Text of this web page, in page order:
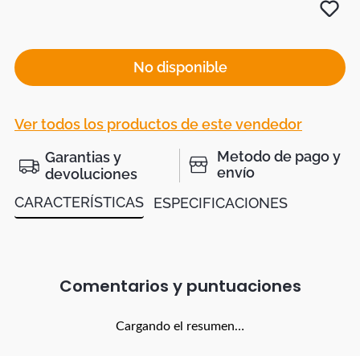
No disponible
Ver todos los productos de este vendedor
Garantias y
devoluciones
Metodo de pago y
envío
CARACTERÍSTICAS
ESPECIFICACIONES
Comentarios
Cargando el resumen…